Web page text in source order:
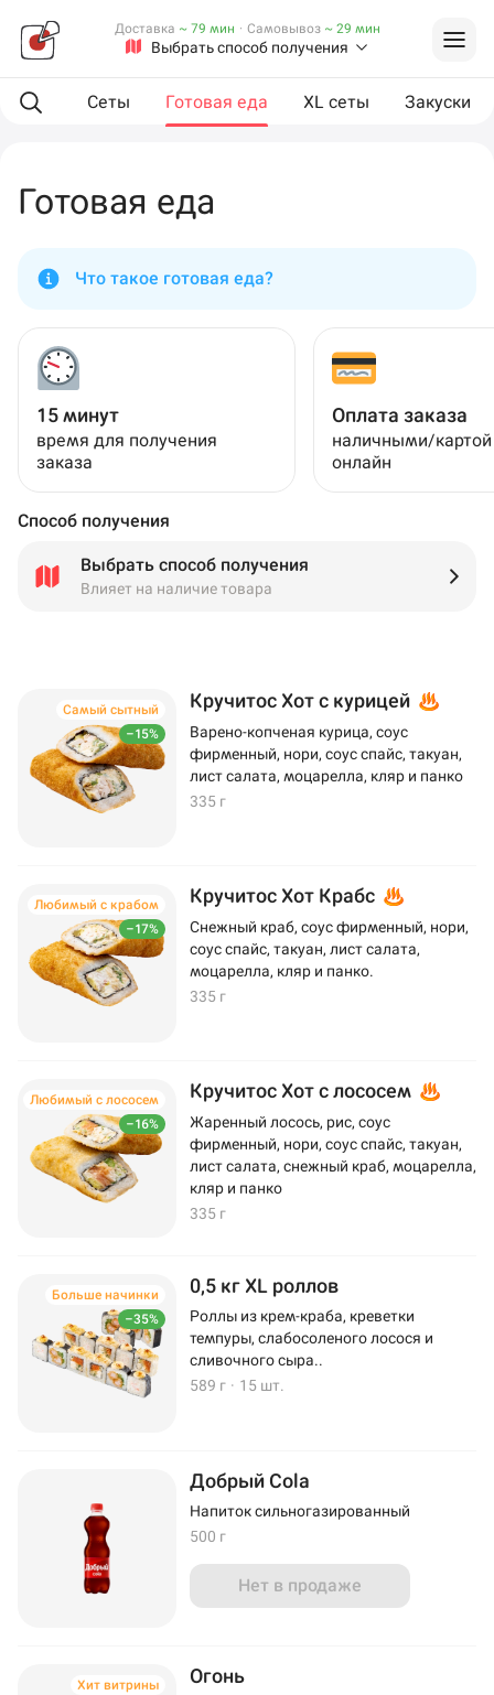
Выбрать способ получения
Доставка ~ 79 мин · Самовывоз ~ 29 мин
Сеты Готовая еда XL сеты Закуски
Готовая еда
Что такое готовая еда?
15 минут
время для получения
заказа
Оплата заказа
наличными/
онлайн
Способ получения
Выбрать способ получения
Влияет на наличие товара
–15%
Самый сытный Кручитос Хот с курицей
Варено-копченая курица, соус
фирменный, нори, соус спайс, такуан,
лист салата, моцарелла, кляр и панко
335 г
–17%
Любимый с крабом Кручитос Хот Крабс
Снежный краб, соус фирменный, нори,
соус спайс, такуан, лист салата,
моцарелла, кляр и панко.
335 г
–16%
Любимый с лососем Кручитос Хот с лососем
Жаренный лосось, рис, соус
фирменный, нори, соус спайс, такуан,
лист салата, снежный краб, моцарелла,
кляр и панко
335 г
–35%
Больше начинки 0,5 кг XL роллов
Роллы из крем-краба, креветки
темпуры, слабосоленого лосося и
сливочного сыра..
589 г · 15 шт.
Добрый Cola
Напиток сильногазированный
500 г
Нет в продаже
Хит витрины Огонь